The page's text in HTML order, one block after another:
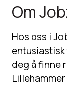
Om
Hos oss i
deg å finne